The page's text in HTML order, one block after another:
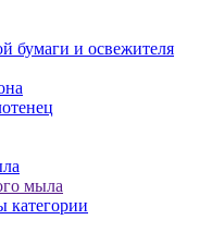
бумаги и освежителя
мыла
категории